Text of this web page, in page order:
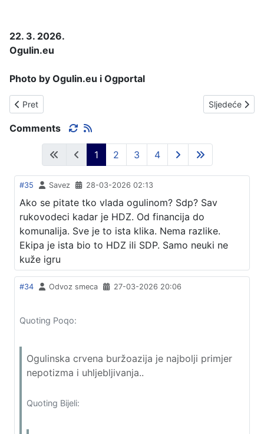
22. 3. 2026.
Ogulin.eu
Photo by Ogulin.eu i Ogportal
Prethodni članak: ISTAKNUTI KUĆNE BROJEVE
Pret Sljedeći
Sljedeće
Comments
1 2 3 4
#35 Savez 28-03-2026 02:13
Ako se pitate tko vlada ogulinom? Sdp? Sav
rukovodeci kadar je HDZ. Od financija do
komunalija. Sve je to ista klika. Nema razlike.
Ekipa je ista bio to HDZ ili SDP. Samo neuki ne
kuže igru
#34 Odvoz smeca 27-03-2026 20:06
Quoting Poqo:
Ogulinska crvena buržoazija je najbolji primjer
nepotizma i uhljebljivanja..
Quoting Bijeli: